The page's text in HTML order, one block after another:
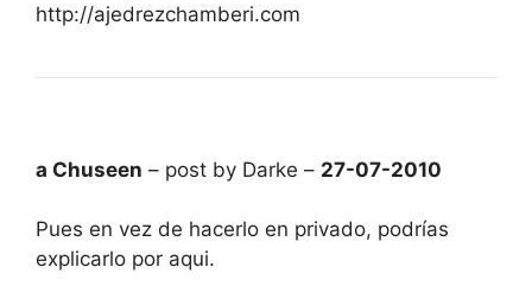
http://ajedrezchamberi.com
a Chuseen – post by Darke – 27-07-2010
Pues en vez de hacerlo en privado, podrías
explicarlo por aqui.